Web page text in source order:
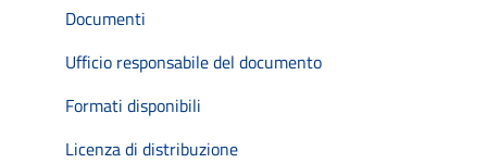
Documenti
Ufficio responsabile del documento
Formati disponibili
Licenza di distribuzione